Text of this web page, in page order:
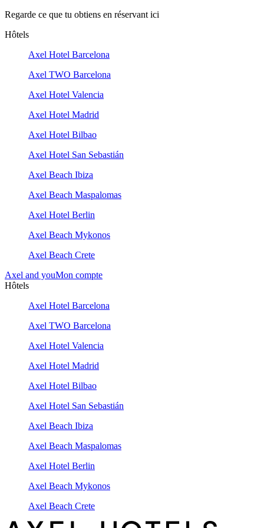
Regarde ce que tu obtiens en réservant ici
Hôtels
Axel Hotel Barcelona
Axel TWO Barcelona
Axel Hotel Valencia
Axel Hotel Madrid
Axel Hotel Bilbao
Axel Hotel San Sebastián
Axel Beach Ibiza
Axel Beach Maspalomas
Axel Hotel Berlin
Axel Beach Mykonos
Axel Beach Crete
Axel and youMon compte
Hôtels
Axel Hotel Barcelona
Axel TWO Barcelona
Axel Hotel Valencia
Axel Hotel Madrid
Axel Hotel Bilbao
Axel Hotel San Sebastián
Axel Beach Ibiza
Axel Beach Maspalomas
Axel Hotel Berlin
Axel Beach Mykonos
Axel Beach Crete